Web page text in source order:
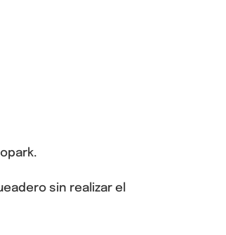
sin realizar el